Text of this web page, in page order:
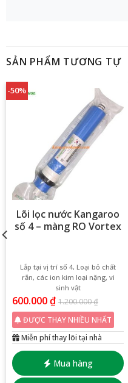
SẢN PHẨM TƯƠNG TỰ
-50%
Lõi lọc nước Kangaroo
số 4 – màng RO Vortex
Lắp tại vị trí số 4, Loại bỏ chất
rắn, các ion kim loại nặng, vi
sinh vật
600.000₫ 1.200.000₫
Mua hàng
ĐƯỢC THAY NHIỀU NHẤT
Miễn phí thay lõi tại nhà